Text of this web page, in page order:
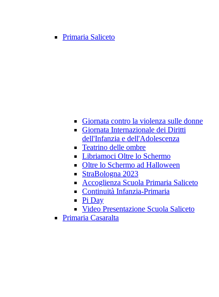
Primaria Saliceto
Giornata contro la violenza sulle donne
Giornata Internazionale dei Diritti
dell'Infanzia e dell'Adolescenza
Teatrino delle ombre
Libriamoci Oltre lo Schermo
Oltre lo Schermo ad Halloween
StraBologna 2023
Accoglienza Scuola Primaria Saliceto
Continuità Infanzia-Primaria
Pi Day
Video Presentazione Scuola Saliceto
Primaria Casaralta